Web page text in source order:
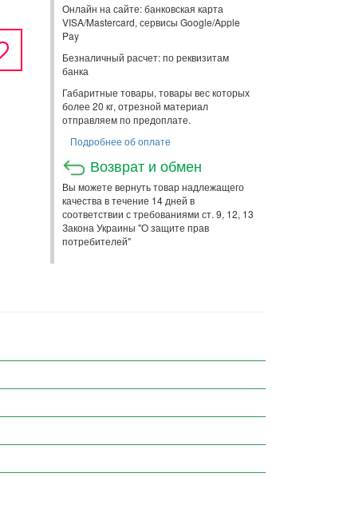
Онлайн на сайте: банковская карта
VISA/Mastercard, сервисы Google/Apple
Pay
Безналичный расчет: по реквизитам
банка
Габаритные товары, товары вес которых
более 20 кг, отрезной материал
отправляем по предоплате.
Подробнее об оплате
Возврат и обмен
Вы можете вернуть товар надлежащего
качества в течение 14 дней в
соответствии с требованиями ст. 9, 12, 13
Закона Украины "О защите прав
потребителей"